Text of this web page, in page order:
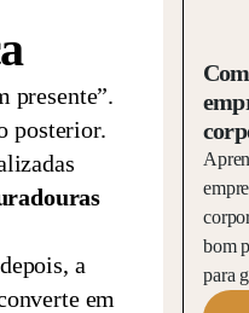
presente”.
posterior.
a
em
bom
para